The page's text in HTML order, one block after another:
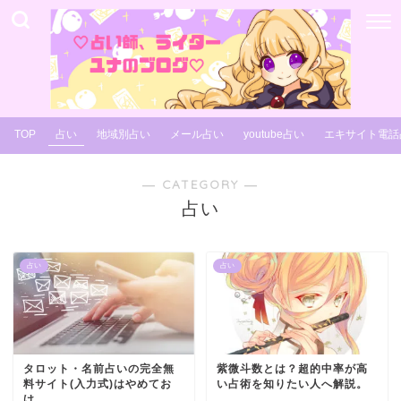
TOP 占い 地域別占い メール占い youtube占い エキサイト電
― CATEGORY ―
占い
占い
タロット・名前占いの完全無
料サイト(入力式)はやめてお
占い
紫微斗数とは？超的中率が高
い占術を知りたい人へ解説。